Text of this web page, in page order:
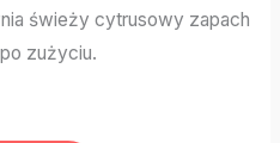
świeży cytrusowy zapach
zużyciu.